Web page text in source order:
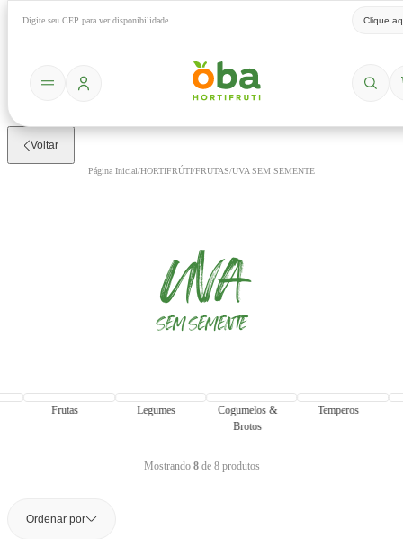
Digite seu CEP para ver disponibilidade Clique
Voltar
Página Inicial/HORTIFRÚTI/FRUTAS/UVA SEM SEMENTE
UVA
SEMSEMENTE
Frutas Legumes
Cogumelos &
Brotos
Temperos
Mostrando 8de 8produtos
Ordenar por